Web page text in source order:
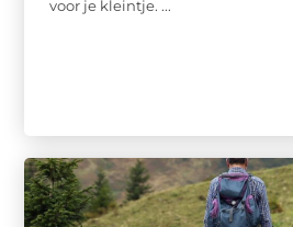
voor je kleintje. ...